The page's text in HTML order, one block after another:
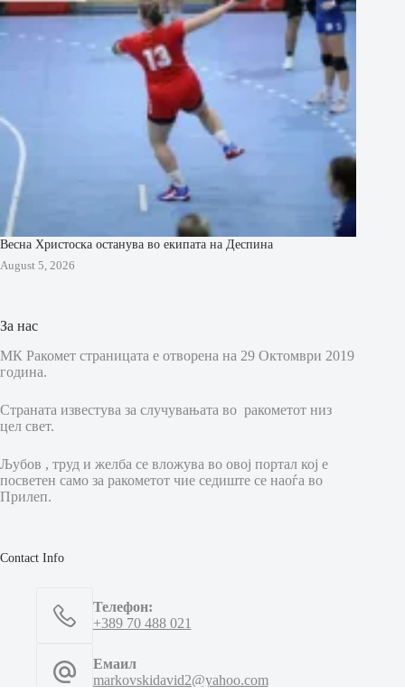
Весна Христоска останува во екипата на Деспина
August 5, 2026
За нас
МК Ракомет страницата е отворена на 29 Октомври 2019
година.
Страната известува за случувањата во ракометот низ
цел свет.
Љубов , труд и желба се вложува во овој портал кој е
посветен само за ракометот чие седиште се наоѓа во
Прилеп.
Contact Info
Телефон:
+389 70 488 021
Емаил
markovskidavid2@yahoo.com